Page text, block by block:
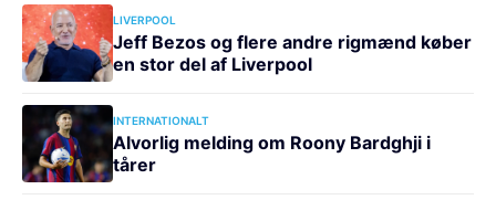
LIVERPOOL
Jeff Bezos og flere andre rigmænd køber
en stor del af Liverpool
INTERNATIONALT
Alvorlig melding om Roony Bardghji i
tårer